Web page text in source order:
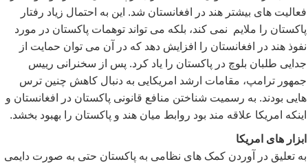
فعالیت های بیشتر هند در افغانستان شد. این به احتمال زیاد رفتار
پاکستان را ملایم نمی کند، بلکه می تواند توهمات پاکستان در مورد
نفوذ هند در افغانستان را افزایش دهد که در آن می توان حمایت از
جدایی طلبان بلوچ در پاکستان را یاد کرد. پس از سخنرانی رییس
جمهور ترامپ، مقامات ارشد امریکایی به دنبال کاهش چنین ترس
هایی بودند. به رسمیت شناختن منافع قانونی پاکستان در افغانستان و
اینکه امریکا علاقه مند بود روابط میان هند و پاکستان را بهبود بخشد.
ابزار های امریکا
به تعلیق در آوردن کمک های نظامی به پاکستان حتی به صورت دایمی